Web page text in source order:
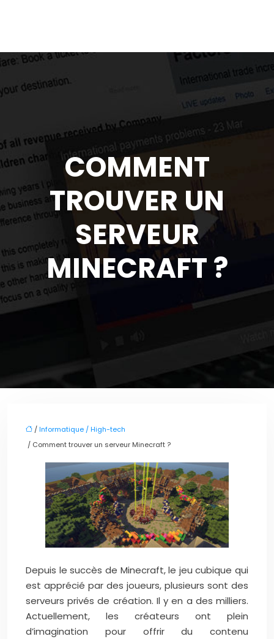
COMMENT
TROUVER UN
SERVEUR
MINECRAFT ?
/Informatique / High-tech
/ Comment trouver un serveur Minecraft ?
Depuis le succès de Minecraft, le jeu cubique qui
est apprécié par des joueurs, plusieurs sont des
serveurs privés de création. Il y en a des milliers.
Actuellement, les créateurs ont plein
d’imagination pour offrir du contenu